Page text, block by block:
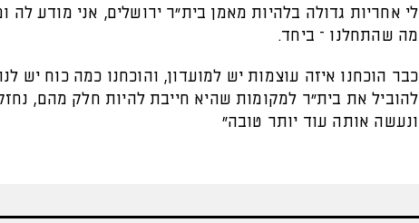
לי אחריות גדולה בלהיות מאמן בית״ר ירושלים, אני מודע לה
מה שהתחלנו – ביחד.
כבר הוכחנו איזה עוצמות יש למועדון, והוכחנו כמה כוח יש
להוביל את בית״ר למקומות שהיא חייבת להיות חלק מהם,
ונעשה אותה עוד יותר טובה"